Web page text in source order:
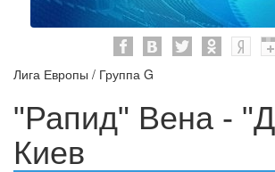
Лига Европы / Группа G
"Рапид" Вена -
Киев